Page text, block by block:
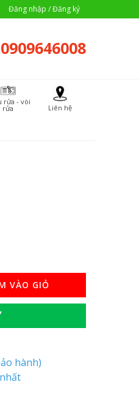
Đăng nhập / Đăng ký
0909646008
rửa - vòi
rửa Liên hệ
VÀO GIỎ
hành)